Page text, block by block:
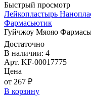
Быстрый просмотр
Лейкопластырь
Фармасьютик
Гуйчжоу Мяояо
Достаточно
В наличии: 4
Арт. KF-00017775
Цена
от 267 ₽
В корзину